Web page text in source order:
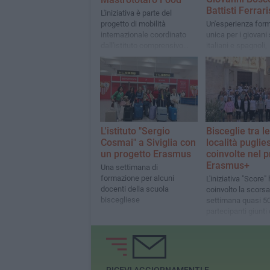
L'iniziativa è parte del
progetto di mobilità
internazionale coordinato
"Don Uva-Battisti-Ferraris-
Cosmai"
Battisti
Un'esperienza
unica per i giovani
all'insegna dello
culturale e della
L'istituto "Sergio
Cosmai" a Siviglia con
un progetto Erasmus
Una settimana di
formazione per alcuni
docenti della scuola
biscegliese
Bisceglie tra le
località
coinvolte nel
Erasmus+
L'iniziativa "Score"
coinvolto la scorsa
settimana quasi 50